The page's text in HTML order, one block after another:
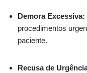
Demora Excessiva:
procedimentos
paciente.
Recusa de